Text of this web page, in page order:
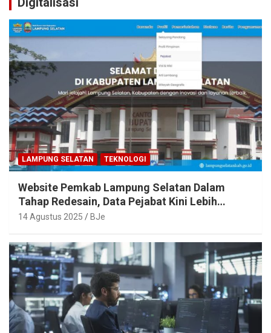
LAMPUNG SELATAN TEKNOLOGI
Website Pemkab Lampung Selatan Dalam
Tahap Redesain, Data Pejabat Kini Lebih
Mudah Diakses
14 Agustus 2025 BJe